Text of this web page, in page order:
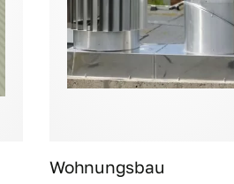
Wohnungsbau